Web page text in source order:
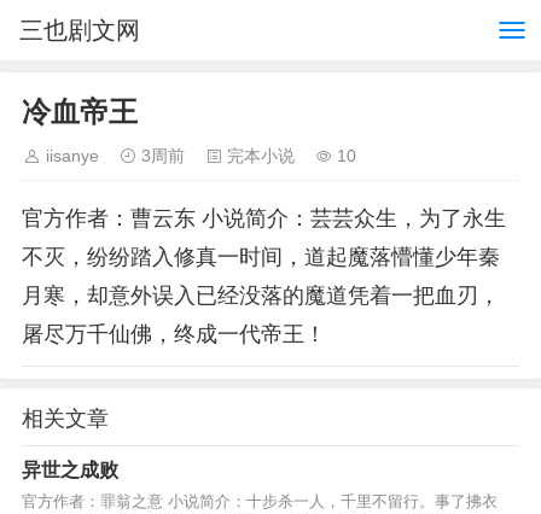
三也剧文网
冷血帝王
iisanye 3周前 完本小说 10
官方作者：曹云东 小说简介：芸芸众生，为了永生
不灭，纷纷踏入修真一时间，道起魔落懵懂少年秦
月寒，却意外误入已经没落的魔道凭着一把血刃，
屠尽万千仙佛，终成一代帝王！
相关文章
异世之成败
官方作者：罪翁之意 小说简介：十步杀一人，千里不留行。事了拂衣